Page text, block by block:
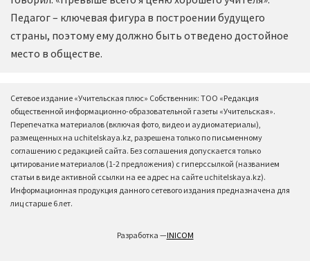
Педагог – ключевая фигура в построении будущего
страны, поэтому ему должно быть отведено достойное
место в обществе.
Сетевое издание «Учительская плюс» Собственник: ТОО «Редакция
общественной информационно-образовательной газеты «Учительская».
Перепечатка материалов (включая фото, видео и аудиоматериалы),
размещенных на uchitelskaya.kz, разрешена только по письменному
соглашению с редакцией сайта. Без соглашения допускается только
цитирование материалов (1-2 предложения) с гиперссылкой (названием
статьи в виде активной ссылки на ее адрес на сайте uchitelskaya.kz).
Информационная продукция данного сетевого издания предназначена для
лиц старше 6 лет.
Разработка —INICOM